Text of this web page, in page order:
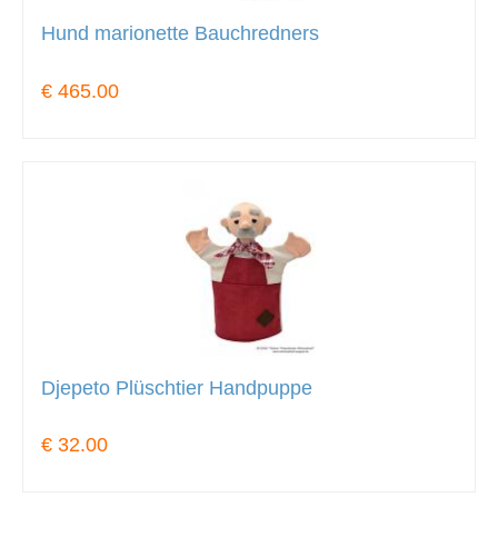
Hund marionette Bauchredners
€ 465.00
Djepeto Plüschtier Handpuppe
€ 32.00